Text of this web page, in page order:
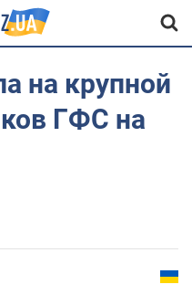
на крупной
ГФС на